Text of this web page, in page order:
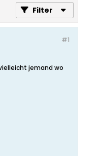
Filter
#1
jemand wo